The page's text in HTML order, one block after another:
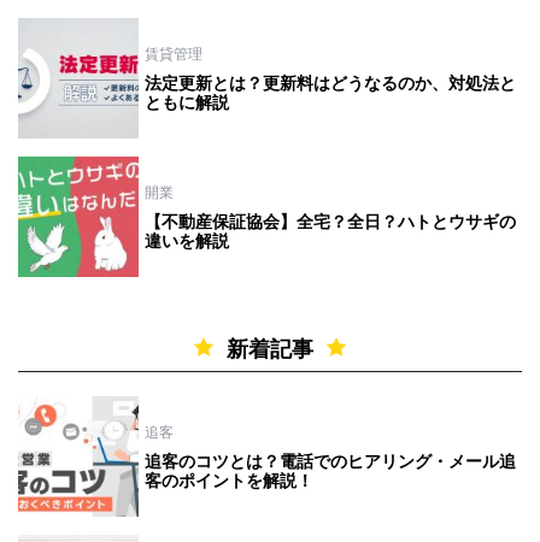
賃貸管理
法定更新とは？更新料はどうなるのか、対処法と
ともに解説
開業
【不動産保証協会】全宅？全日？ハトとウサギの
違いを解説
新着記事
追客
追客のコツとは？電話でのヒアリング・メール追
客のポイントを解説！